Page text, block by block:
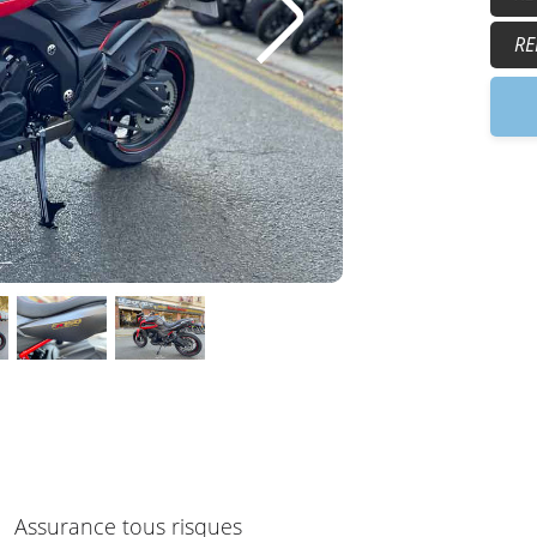
Assurance tous risques